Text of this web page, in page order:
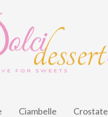
Ciambelle Crostate